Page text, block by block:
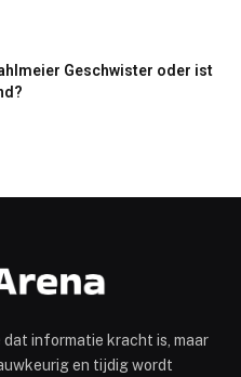
Geschwister oder ist
informatie kracht is, maar
en tijdig wordt